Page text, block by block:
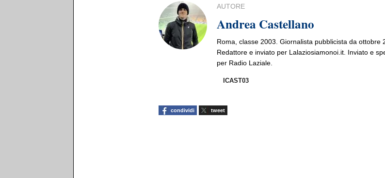
AUTORE
Andrea Castellano
Roma, classe 2003. Giornalista pubblicista da ottobre
Redattore e inviato per Lalaziosiamonoi.it. Inviato e
per Radio Laziale.
ICAST03
condividi tweet